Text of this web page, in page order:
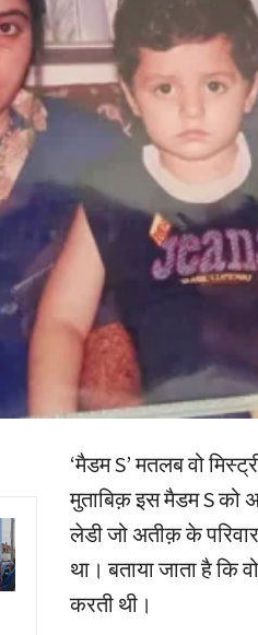
‘मैडम S’ मतलब वो
मुताबिक़ इस मैडम S को
लेडी जो अतीक़ के
था। बताया जाता है कि
करती थी।